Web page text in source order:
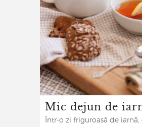
Mic dejun de
Într-o zi friguroasă de iarnă,